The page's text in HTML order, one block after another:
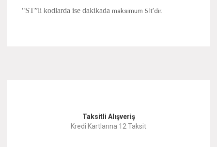
"ST”li kodlarda ise dakikada maksimum 5 lt’dir.
Ürün resmi kalitesiz, bozuk veya görüntülenemiyor.
Taksitli Alışveriş
Kredi Kartlarına 12 Taksit